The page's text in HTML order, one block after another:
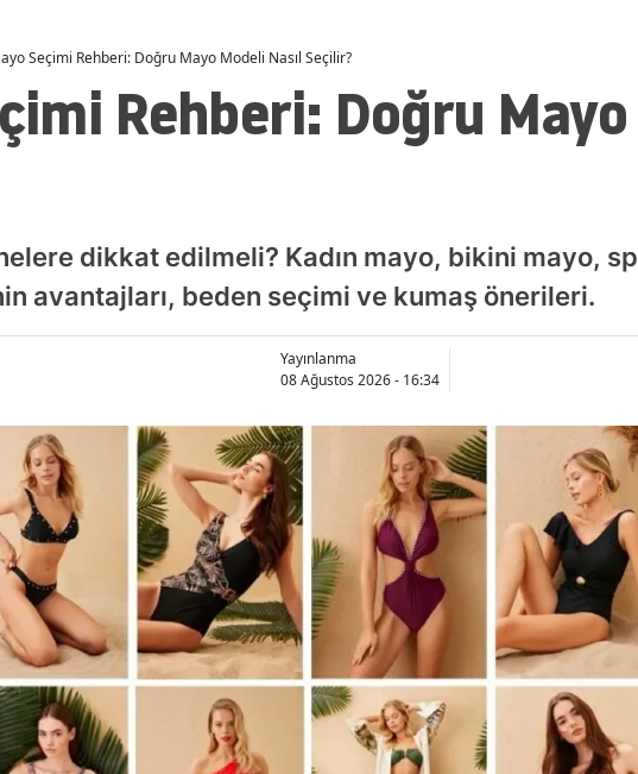
Seçimi Rehberi: Doğru Mayo Modeli Nasıl Seçilir?
Rehberi: Doğru
dikkat edilmeli? Kadın mayo, bikini mayo,
avantajları, beden seçimi ve kumaş önerileri.
Yayınlanma
08 Ağustos 2026 - 16:34